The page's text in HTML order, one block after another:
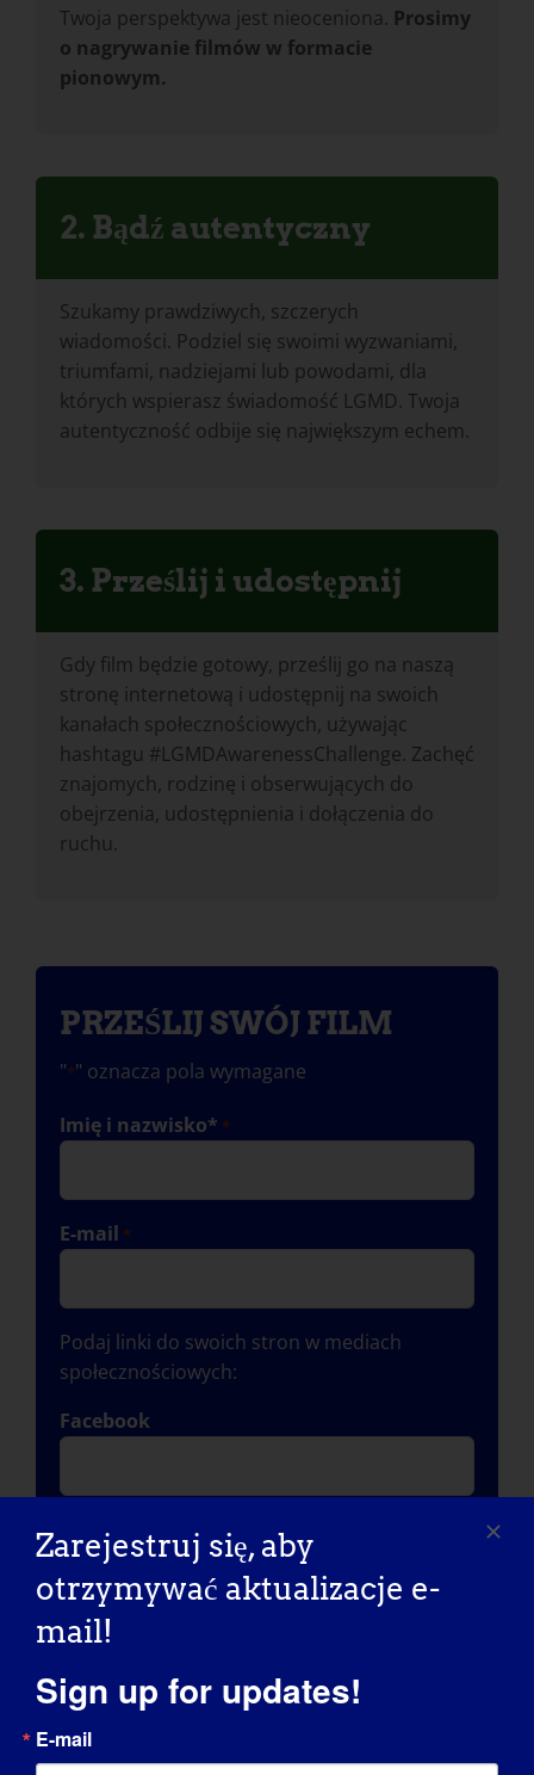
Twoja perspektywa jest nieoceniona. Prosimy
o nagrywanie filmów w formacie
pionowym.
2. Bądź autentyczny
Szukamy prawdziwych, szczerych
wiadomości. Podziel się swoimi wyzwaniami,
triumfami, nadziejami lub powodami, dla
których wspierasz świadomość LGMD. Twoja
autentyczność odbije się największym echem.
3. Prześlij i udostępnij
Gdy film będzie gotowy, prześlij go na naszą
stronę internetową i udostępnij na swoich
kanałach społecznościowych, używając
hashtagu #LGMDAwarenessChallenge. Zachęć
znajomych, rodzinę i obserwujących do
obejrzenia, udostępnienia i dołączenia do
ruchu.
PRZEŚLIJ SWÓJ FILM
"*" oznacza pola wymagane
Imię i nazwisko* *
E-mail *
Podaj linki do swoich stron w mediach
społecznościowych:
Facebook
Instagram
TikTok
Twitter
Zarejestruj się, aby
otrzymywać aktualizacje e-
mail!
Sign up for updates!
E-mail